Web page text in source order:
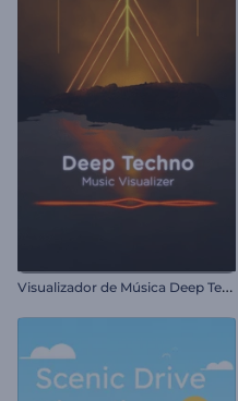
V
isualizador de Música Deep Techno